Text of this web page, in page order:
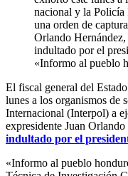
nacional y la Policía
una orden de
Orlando Hernández,
indultado por el
«Informo al pueblo
El fiscal general del
lunes a los organismos de
Internacional (Interpol) a
expresidente Juan
indultado por el
«Informo al pueblo